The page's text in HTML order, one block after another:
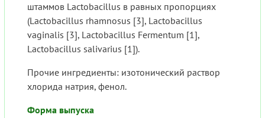
штаммов Lactobacillus в равных пропорциях
(Lactobacillus rhamnosus [3], Lactobacillus
vaginalis [3], Lactobacillus Fermentum [1],
Lactobacillus salivarius [1]).
Прочие ингредиенты: изотонический раствор
хлорида натрия, фенол.
Форма выпуска